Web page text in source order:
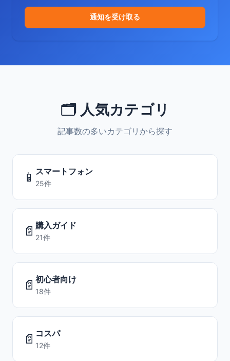
通知を受け取る
🗂️ 人気カテゴリ
記事数の多いカテゴリから探す
📱 スマートフォン
25件
📄 購入ガイド
21件
📄 初心者向け
18件
📄 コスパ
12件